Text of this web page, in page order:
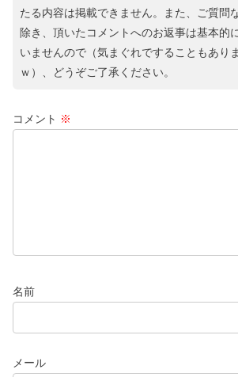
たる内容は掲載できません。また、ご質問
除き、頂いたコメントへのお返事は基本的
いませんので（気まぐれですることもあり
ｗ）、どうぞご了承ください。
コメント ※
名前
メール